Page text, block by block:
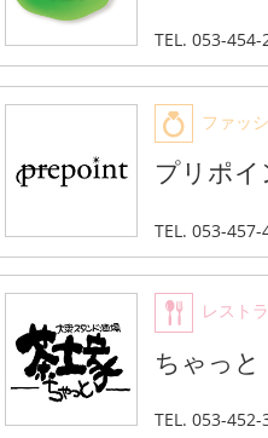
TEL. 053-454-
ファッ
プリポイ
TEL. 053-457-
レスト
ちゃっと
TEL. 053-452-